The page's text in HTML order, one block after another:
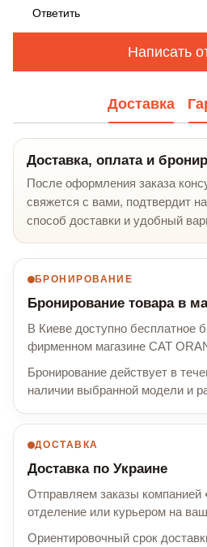
Ответить
Написать
Доставка
Доставка, оплата и
После оформления заказа
свяжется с вами, подтвердит
способ доставки и удобный
БРОНИРОВАНИЕ
Бронирование товара в
В Киеве доступно бесплатное
фирменном магазине CAT
Бронирование действует в
наличии выбранной модели и
ДОСТАВКА
Доставка по Украине
Отправляем заказы компанией
отделение или курьером на
Ориентировочный срок